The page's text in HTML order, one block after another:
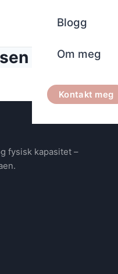
Blogg
Om meg
Kontakt meg
fysisk kapasitet –